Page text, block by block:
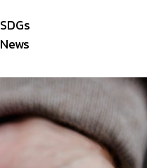
SDGs
News